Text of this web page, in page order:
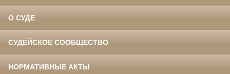
О СУДЕ
СУДЕЙСКОЕ СООБЩЕСТВО
НОРМАТИВНЫЕ АКТЫ